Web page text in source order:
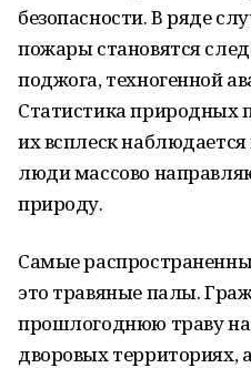
безопасности. В ряде
пожары становятся
поджога, техногенной
Статистика природных
их всплеск
люди массово
природу.
Самые
это травяные палы.
прошлогоднюю траву на
дворовых территориях,